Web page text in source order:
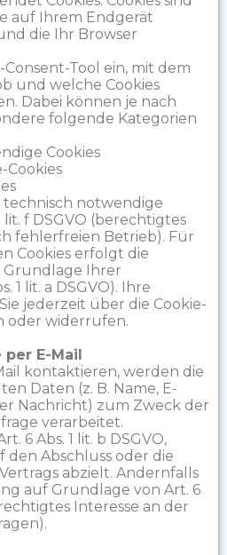
auf Ihrem Endgerät
die Ihr Browser
Tool ein, mit dem
und welche Cookies
Dabei können je nach
folgende Kategorien
Cookies
Cookies
notwendige
lit. f DSGVO (berechtigtes
fehlerfreien Betrieb). Für
Cookies erfolgt die
Ihrer
1 lit. a DSGVO). Ihre
jederzeit über die Cookie-
oder widerrufen.
E-Mail
kontaktieren, werden die
Daten (z. B. Name, E-
Nachricht) zum Zweck der
verarbeitet.
6 Abs. 1 lit. b DSGVO,
den Abschluss oder die
abzielt. Andernfalls
auf Grundlage von Art. 6
Interesse an der